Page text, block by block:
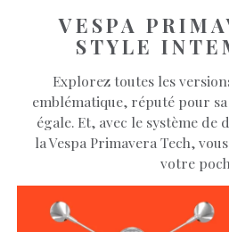
VESPA
STYLE
Explorez toutes les
emblématique, réputé pour
égale. Et, avec le système de
la Vespa Primavera Tech,
votre